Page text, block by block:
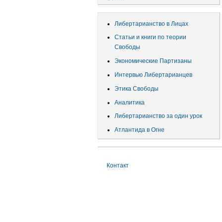
учётной
пользователя
Либертарианство в Лицах
Статьи и книги по теории
Свободы
Экономические Партизаны
Интервью Либертарианцев
Этика Свободы
Аналитика
Либертарианство за один урок
Атлантида в Огне
Контакт